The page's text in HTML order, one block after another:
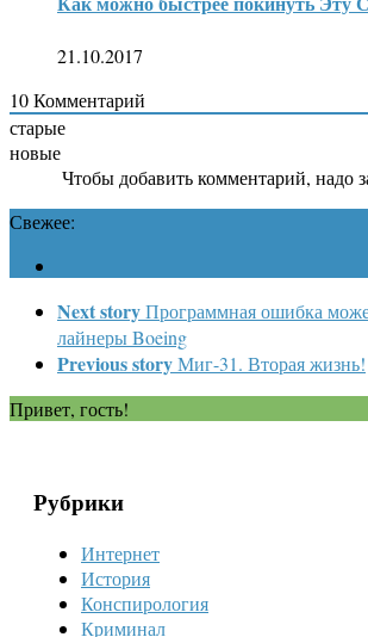
21.10.2017
10Комментарий
старые
новые
Чтобы добавить комментарий, надо
Свежее:
Next storyПрограммная ошибка
лайнеры Boeing
Previous storyМиг-31. Вторая жизнь!
Привет, гость!
Рубрики
Интернет
История
Конспирология
Криминал